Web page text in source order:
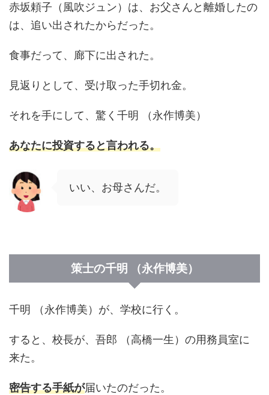
赤坂頼子（風吹ジュン）は、お父さんと離婚したの
は、追い出されたからだった。
食事だって、廊下に出された。
見返りとして、受け取った手切れ金。
それを手にして、驚く千明 （永作博美）
あなたに投資すると言われる。
いい、お母さんだ。
策士の千明 （永作博美）
千明 （永作博美）が、学校に行く。
すると、校長が、吾郎 （高橋一生）の用務員室に
来た。
密告する手紙が届いたのだった。